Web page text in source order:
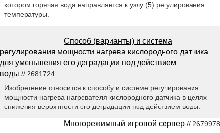
котором горячая вода направляется к узлу (5) регулирования
температуры.
Способ (варианты) и система
регулирования мощности нагрева кислородного датчика
для уменьшения его деградации под действием
воды // 2681724
Изобретение относится к способу и системе регулирования
мощности нагрева нагревателя кислородного датчика в целях
снижения вероятности его деградации под действием воды.
Многорежимный игровой сервер // 2679978